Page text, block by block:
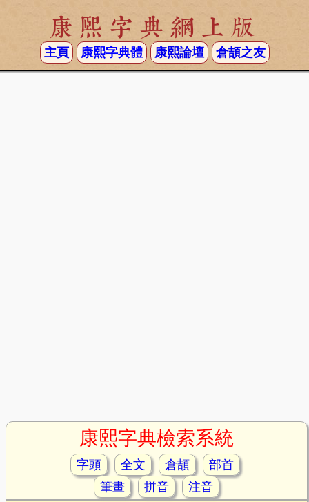
康熙字典網上版
主頁 康熙字典體 康熙論壇 倉頡之友
康熙字典檢索系統
字頭 全文 倉頡
部首
筆畫
拼音
注音